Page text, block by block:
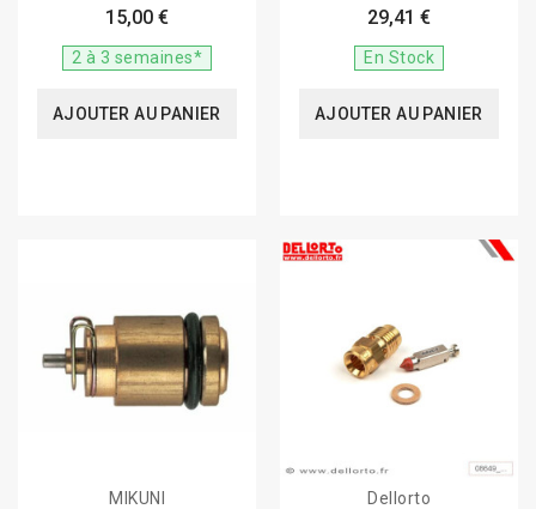
15,00 €
2 à 3 semaines*
AJOUTER AU PANIER
29,41 €
En Stock
AJOUTER AU PANIER
MIKUNI
Dellorto